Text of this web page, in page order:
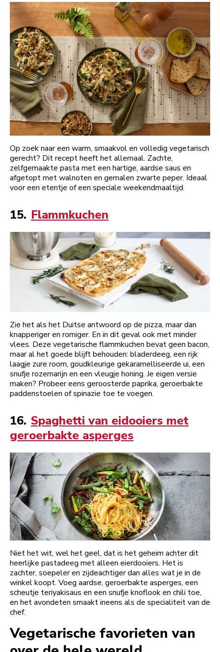
Op zoek naar een warm, smaakvol en volledig vegetarisch
gerecht? Dit recept heeft het allemaal. Zachte,
zelfgemaakte pasta met een hartige, aardse saus en
afgetopt met walnoten en gemalen zwarte peper. Ideaal
voor een etentje of een speciale weekendmaaltijd.
15. Flammkuchen
Zie het als het Duitse antwoord op de pizza, maar dan
knapperiger en romiger. En in dit geval ook met minder
vlees. Deze vegetarische flammkuchen bevat geen bacon,
maar al het goede blijft behouden: bladerdeeg, een rijk
laagje zure room, goudkleurige gekaramelliseerde ui, een
snufje rozemarijn en een vleugje honing. Je eigen versie
maken? Probeer eens geroosterde paprika, geroerbakte
paddenstoelen of spinazie toe te voegen.
16. Spaghetti van eidooiers met
geroerbakte asperges
Niet het wit, wel het geel, dat is het geheim achter dit
heerlijke pastadeeg met alleen eierdooiers. Het is
zachter, soepeler en zijdeachtiger dan alles wat je in de
winkel koopt. Voeg aardse, geroerbakte asperges, een
scheutje teriyakisaus en een snufje knoflook en chili toe,
en het avondeten smaakt ineens als de specialiteit van de
chef.
Vegetarische favorieten van